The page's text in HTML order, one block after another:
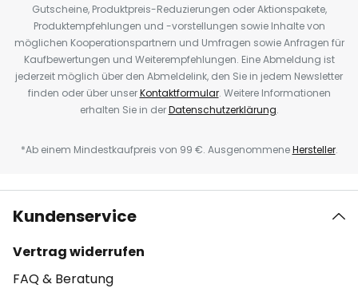
Gutscheine, Produktpreis-Reduzierungen oder Aktionspakete,
Produktempfehlungen und -vorstellungen sowie Inhalte von
möglichen Kooperationspartnern und Umfragen sowie Anfragen für
Kaufbewertungen und Weiterempfehlungen. Eine Abmeldung ist
jederzeit möglich über den Abmeldelink, den Sie in jedem Newsletter
finden oder über unserKontaktformular. Weitere Informationen
erhalten Sie in derDatenschutzerklärung.
*Ab einem Mindestkaufpreis von 99 €. AusgenommeneHersteller.
Kundenservice
Vertrag widerrufen
FAQ & Beratung